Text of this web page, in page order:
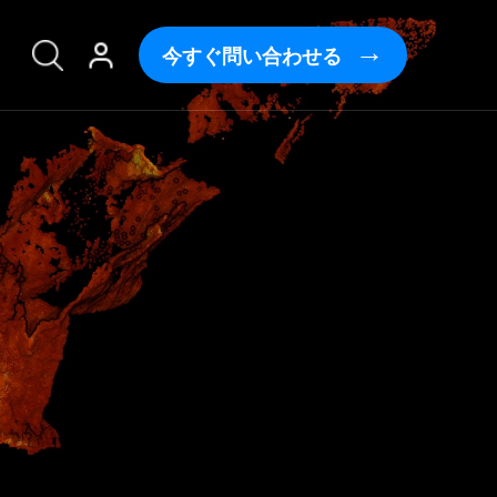
今すぐ問い合わせる